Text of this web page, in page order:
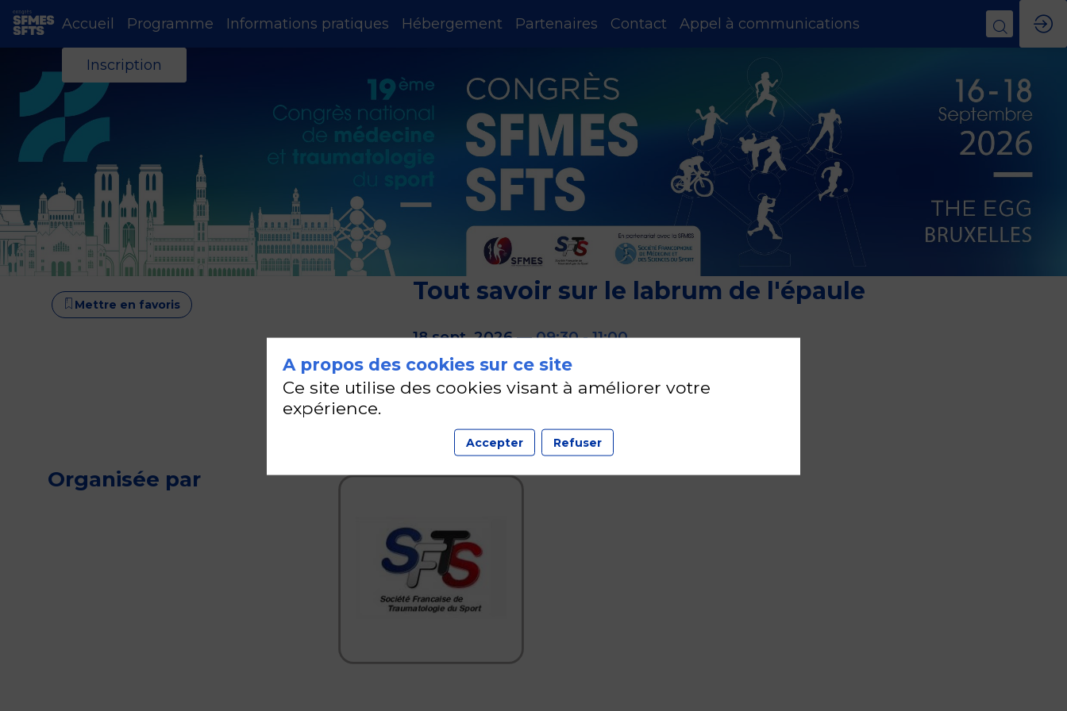
Accueil Programme Informations pratiques Hébergement Partenaires Contact Appel à communications
Inscription
Mettre en favoris Tout savoir sur le labrum de l'épaule
18 sept. 2026—09:30-11:00
Studio
SFTS
Organisée par
A propos des cookies sur ce site
Ce site utilise des cookies visant à améliorer votre
expérience.
Accepter Refuser